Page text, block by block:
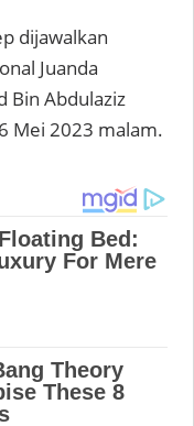
dijawalkan
Juanda
Bin Abdulaziz
Mei 2023 malam.